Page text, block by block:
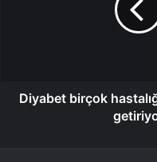
Diyabet birçok